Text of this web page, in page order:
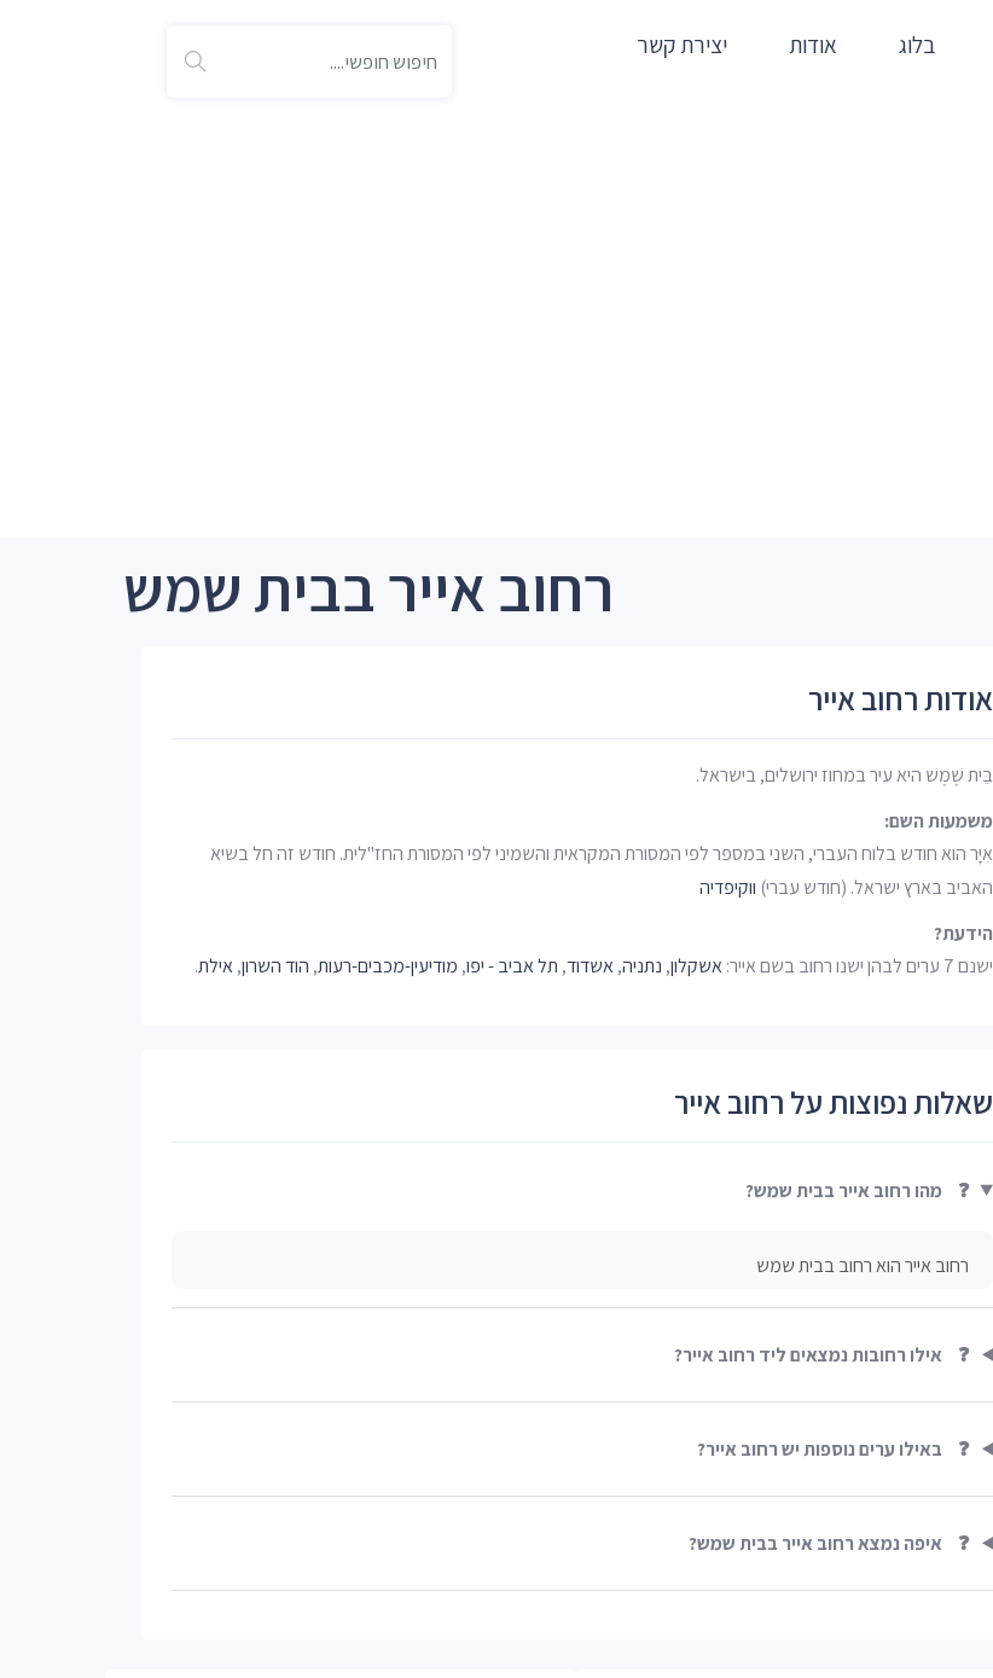
בלוג אודות יצירת קשר
רחוב אייר בבית שמש
אודות רחוב אייר
בֵּית שֶׁמֶשׁ היא עיר במחוז ירושלים, בישראל.
משמעות השם:
אִיָּר הוא חודש בלוח העברי, השני במספר לפי המסורת המקראית והשמיני לפי המסורת החז"לית. חודש זה חל בשיא
האביב בארץ ישראל. (חודש עברי) ווקיפדיה
הידעת?
ישנם 7 ערים לבהן ישנו רחוב בשם אייר:
אשקלון, נתניה,אשדוד, תל אביב - יפו, מודיעין-מכבים-רעות, הוד השרון,אילת.
שאלות נפוצות על רחוב אייר
❓ מהו רחוב אייר בבית שמש?
רחוב אייר הוא רחוב בבית שמש
❓ אילו רחובות נמצאים ליד רחוב אייר?
❓ באילו ערים נוספות יש רחוב אייר?
❓ איפה נמצא רחוב אייר בבית שמש?